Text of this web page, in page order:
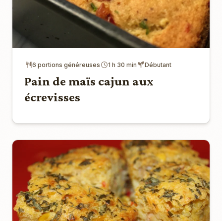
6 portions généreuses 1 h 30 min Débutant
Pain de maïs cajun aux
écrevisses